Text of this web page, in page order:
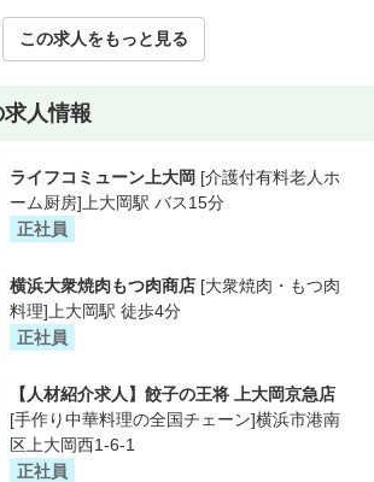
この求人をもっと見る
人情報
ライフコミューン上大岡 [介護付有料老人ホ
ーム厨房]上大岡駅 バス15分
正社員
横浜大衆焼肉もつ肉商店 [大衆焼肉・もつ肉
料理]上大岡駅 徒歩4分
正社員
【人材紹介求人】餃子の王将 上大岡京急店
[手作り中華料理の全国チェーン]横浜市港南
区上大岡西1-6-1
正社員